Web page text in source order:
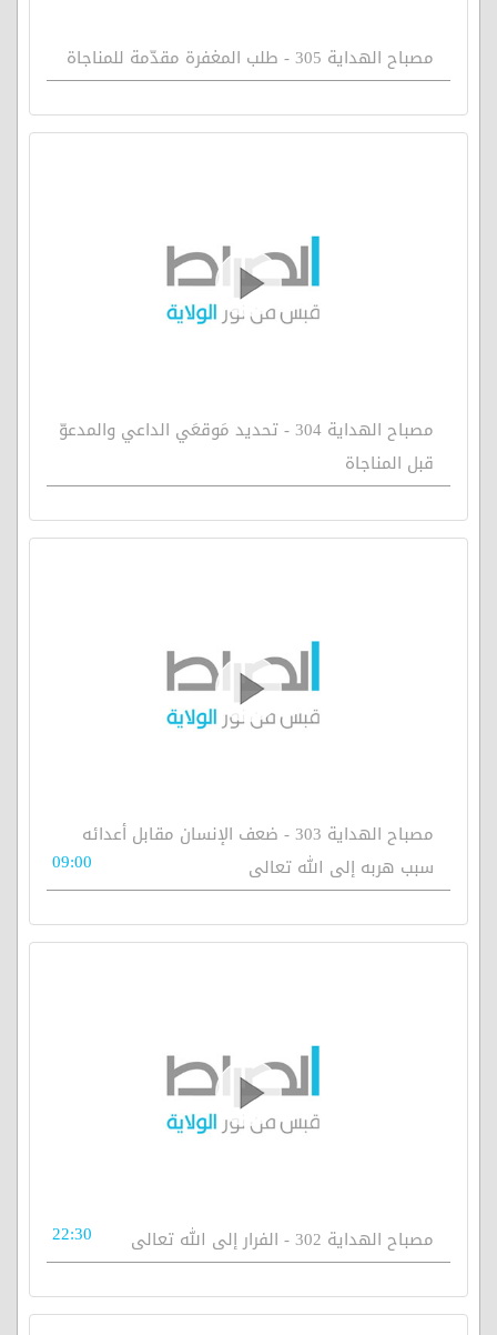
مصباح الهداية 305 - طلب المغفرة مقدّمة للمناجاة
مصباح الهداية 304 - تحديد مَوقعَي الداعي والمدعوّ
قبل المناجاة
مصباح الهداية 303 - ضعف الإنسان مقابل أعدائه
سبب هربه إلى الله تعالى
09:00
مصباح الهداية 302 - الفرار إلى الله تعالى 22:30